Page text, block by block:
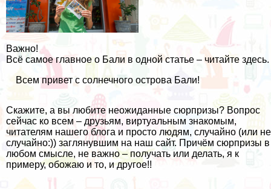
Важно!
Всё самое главное о Бали в одной статье – читайте здесь.
Всем привет с солнечного острова Бали!
Скажите, а вы любите неожиданные сюрпризы? Вопрос
сейчас ко всем – друзьям, виртуальным знакомым,
читателям нашего блога и просто людям, случайно (или не
случайно:)) заглянувшим на наш сайт. Причём сюрпризы в
любом смысле, не важно – получать или делать, я к
примеру, обожаю и то, и другое!!